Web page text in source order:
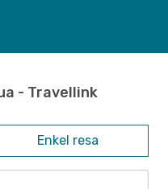
- Travellink
Enkel resa